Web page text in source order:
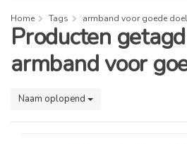
Home Tags armband voor goede doel
Producten
armband voor
Naam oplopend